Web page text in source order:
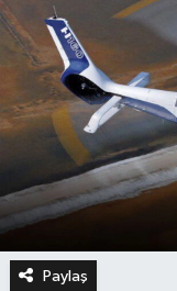
Paylaş